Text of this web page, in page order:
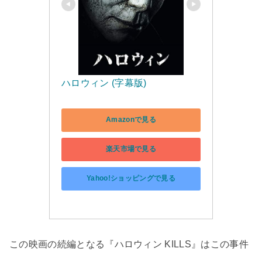
ハロウィン (字幕版)
Amazonで見る
楽天市場で見る
Yahoo!ショッピングで見る
この映画の続編となる『ハロウィン KILLS』はこの事件